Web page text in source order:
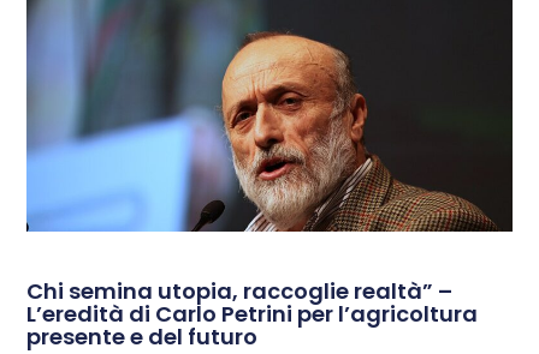
Chi semina utopia, raccoglie realtà” –
L’eredità di Carlo Petrini per l’agricoltura
presente e del futuro